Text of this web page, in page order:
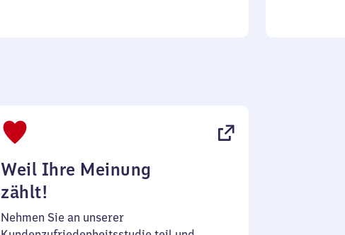
Weil Ihre Meinung
zählt!
Nehmen Sie an unserer